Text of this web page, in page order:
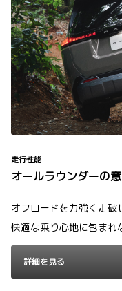
走行性能
オールラウンダーの
オフロードを力強く走破
快適な乗り心地に包まれ
詳細を見る